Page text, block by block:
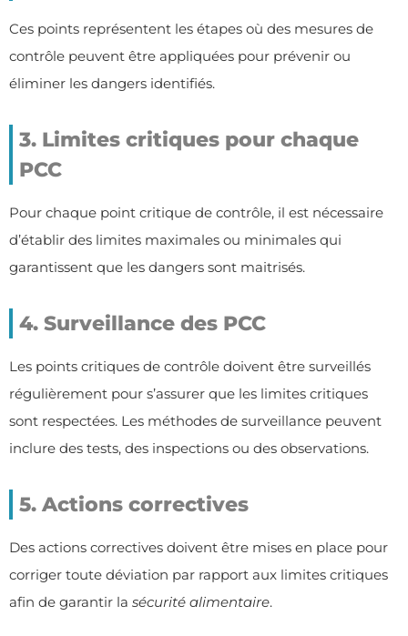
Ces points représentent les étapes où des mesures de
contrôle peuvent être appliquées pour prévenir ou
éliminer les dangers identifiés.
3. Limites critiques pour chaque
PCC
Pour chaque point critique de contrôle, il est nécessaire
d’établir des limites maximales ou minimales qui
garantissent que les dangers sont maitrisés.
4. Surveillance des PCC
Les points critiques de contrôle doivent être surveillés
régulièrement pour s’assurer que les limites critiques
sont respectées. Les méthodes de surveillance peuvent
inclure des tests, des inspections ou des observations.
5. Actions correctives
Des actions correctives doivent être mises en place pour
corriger toute déviation par rapport aux limites critiques
afin de garantir la sécurité alimentaire.